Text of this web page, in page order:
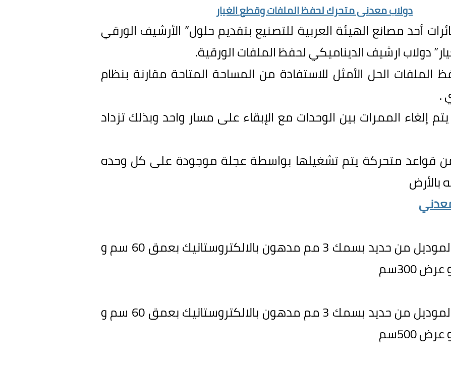
دولاب معدنى متحرك لحفظ الملفات وقطع الغيار
أحد مصانع الهيئة العربية للتصنيع بتقديم حلول” الأرشيف الورقي
”دولاب ارشيفالديناميكي لحفظ الملفات الورقية.
الملفات الحل الأمثل للاستفادة من المساحة المتاحة مقارنة بنظام
.
إلغاء الممرات بين الوحدات مع الإبقاء على مسار واحد وبذلك تزداد
قواعد متحركة يتم تشغيلها بواسطة عجلة موجودة على كل وحده
من حديد بسمك 3مم مدهون بالالكتروستاتيك بعمق60 سم و
عرض300سم
من حديد بسمك 3مم مدهون بالالكتروستاتيك بعمق60 سم و
عرض500سم